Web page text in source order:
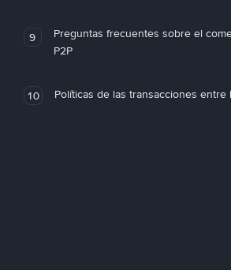
9
Preguntas frecuentes sobre el
P2P
10 Políticas de las transacciones entre